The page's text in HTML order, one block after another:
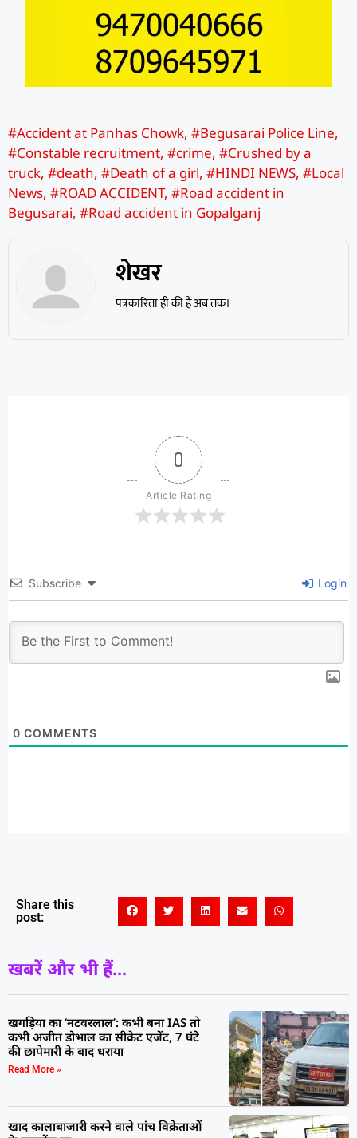
#Accident at Panhas Chowk, #Begusarai Police Line,
#Constable recruitment, #crime, #Crushed by a
truck, #death, #Death of a girl, #HINDI NEWS, #Local
News, #ROAD ACCIDENT, #Road accident in
Begusarai, #Road accident in Gopalganj
शेखर
पत्रकारिता ही की है अब तक।
0
Article Rating
Subscribe Login
0 COMMENTS
Share this
post:
खबरें और भी हैं...
खगड़िया का ‘नटवरलाल’: कभी बना IAS तो
कभी अजीत डोभाल का सीक्रेट एजेंट, 7 घंटे
की छापेमारी के बाद धराया
Read More »
खाद कालाबाजारी करने वाले पांच विक्रेताओं